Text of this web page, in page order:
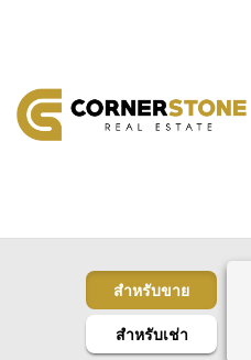
สำหรับขาย
สำหรับเช่า